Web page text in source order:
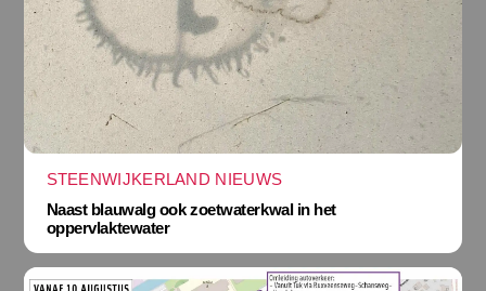
STEENWIJKERLAND NIEUWS
Naast blauwalg ook zoetwaterkwal in het
oppervlaktewater